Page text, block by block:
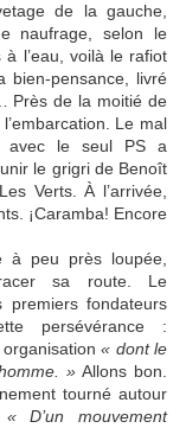
de la gauche,
naufrage, selon le
l’eau, voilà le rafiot
bien-pensance, livré
Près de la moitié de
Le mal
avec le seul PS a
le grigri de Benoît
Verts. À l’arrivée,
¡Caramba! Encore
à peu près loupée,
sa route. Le
premiers fondateurs
persévérance :
« dont le
» Allons bon.
tourné autour
« D’un mouvement